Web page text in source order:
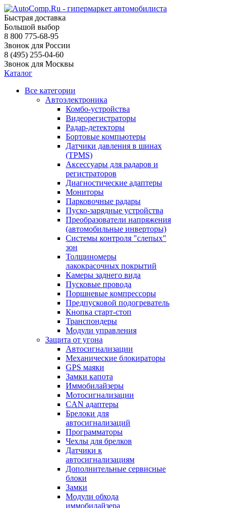
Быстрая доставка
Большой выбор
8 800 775-68-95
Звонок для России
8 (495) 255-04-60
Звонок для Москвы
Каталог
Все категории
Автоэлектроника
Комбо-устройства
Видеорегистраторы
Радар-детекторы
Бортовые компьютеры
Датчики давления в шинах
(TPMS)
Аксессуары для радаров и
регистраторов
Диагностические адаптеры
Мониторы
Парковочные радары
Пуско-зарядные устройства
Преобразователи напряжения
(автомобильные инверторы)
Системы контроля "слепых"
зон
Толщиномеры
лакокрасочных покрытий
Камеры заднего вида
Пусковые провода
Поршневые компрессоры
Предпусковой подогреватель
Кнопка старт-стоп
Транспондеры
Модули управления
Защита от угона
Автосигнализации
Механические блoкираторы
GPS маяки
Замки капота
Иммобилайзеры
Мотосигнализации
CAN адаптеры
Брелоки для
автосигнализаций
Программаторы
Чехлы для брелков
Датчики к
автосигнализациям
Дополнительные сервисные
блоки
Замки
Модули обхода
иммобилайзера